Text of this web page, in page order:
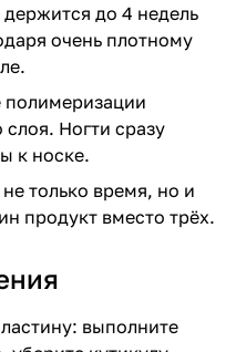
до 4 недель
очень плотному
Ногти сразу
к носке.
только время, но и
продукт вместо трёх.
выполните